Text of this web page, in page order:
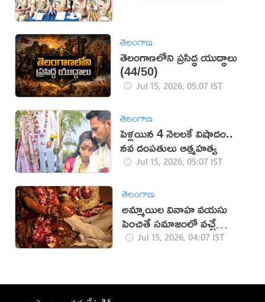
తెలంగాణ
తెలంగాణలోని ప్రసిద్ధ యుద్ధాలు
(44/50)
Jul 15, 2026, 05:07 IST
తెలంగాణ
పెళ్లయిన 4 నెలలకే విషాదం..
నవ దంపతులు ఆత్మహత్య
Jul 15, 2026, 05:07 IST
తెలంగాణ
అమ్మాయిల వివాహ వయసు
పెంచితే సమాజంలో వచ్చే
మార్పులు ఇవే!
Jul 15, 2026, 04:07 IST